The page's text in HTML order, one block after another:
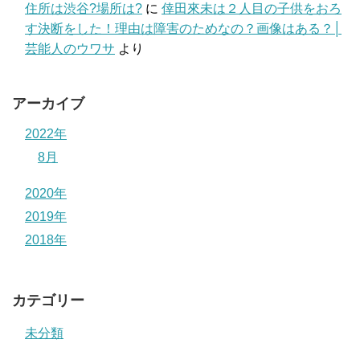
住所は渋谷?場所は? に 倖田來未は２人目の子供をおろ
す決断をした！理由は障害のためなの？画像はある？│
芸能人のウワサ より
アーカイブ
2022年
8月
2020年
2019年
2018年
カテゴリー
未分類